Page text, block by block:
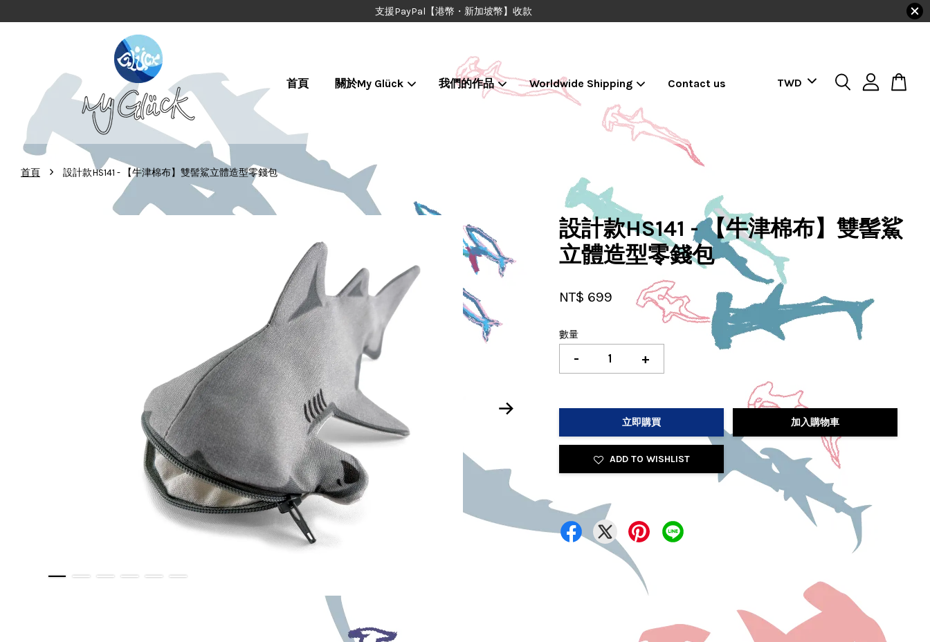
支援PayPal【港幣・新加坡幣】收款
首頁 關於My Glück 我們的作品 Worldwide Shipping Contact us
首頁 › 設計款HS141 - 【牛津棉布】雙髻鯊立體造型零錢包
設計款HS141 - 【牛津棉布】雙髻鯊
立體造型零錢包
NT$ 699
數量
- +
立即購買 加入購物車
ADD TO WISHLIST